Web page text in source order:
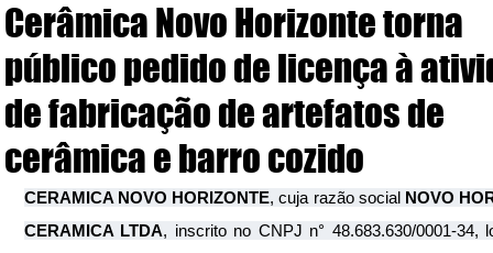
Cerâmica Novo Horizonte torna
público pedido de licença à
de fabricação de artefatos de
cerâmica e barro cozido
CERAMICA NOVO HORIZONTE, cuja razão social NOVO
CERAMICA LTDA, inscrito no CNPJ n° 48.683.630/0001-34,